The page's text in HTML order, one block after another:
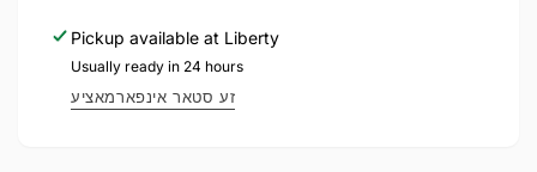
Pickup available at Liberty
Usually ready in 24 hours
זע סטאר אינפארמאציע